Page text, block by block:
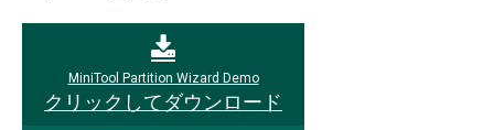
MiniTool Partition Wizard Demo
クリックしてダウンロード